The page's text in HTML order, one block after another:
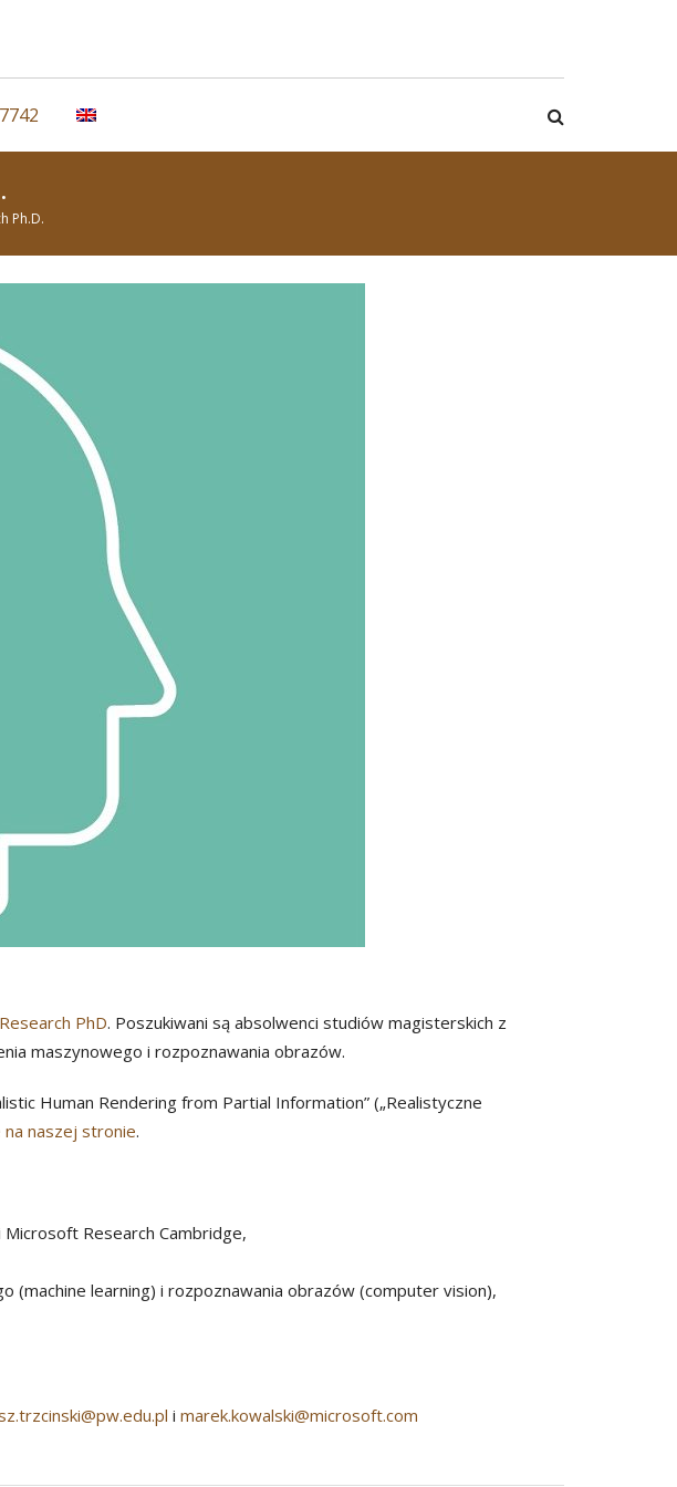
Ph.D.
PhD. Poszukiwani są absolwenci studiów magisterskich z
maszynowego i rozpoznawania obrazów.
Human Rendering from Partial Information” („Realistyczne
naszej stronie.
Research Cambridge,
(machine learning) i rozpoznawania obrazów (computer vision),
i marek.kowalski@microsoft.com